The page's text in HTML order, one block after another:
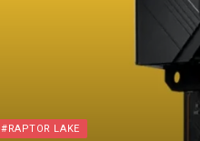
#RAPTOR LAKE